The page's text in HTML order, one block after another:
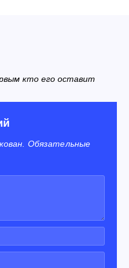
кто его оставит
Обязательные